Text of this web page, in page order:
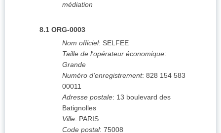
médiation
8.1 ORG-0003
Nom officiel: SELFEE
Taille de l'opérateur économique:
Grande
Numéro d'enregistrement: 828 154 583
00011
Adresse postale: 13 boulevard des
Batignolles
Ville: PARIS
Code postal: 75008